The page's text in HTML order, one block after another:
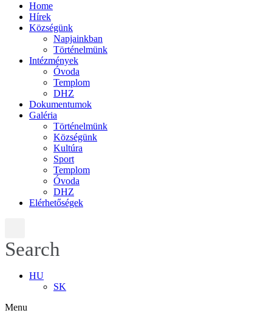
Home
Hírek
Községünk
Napjainkban
Történelmünk
Intézmények
Óvoda
Templom
DHZ
Dokumentumok
Galéria
Történelmünk
Községünk
Kultúra
Sport
Templom
Óvoda
DHZ
Elérhetőségek
Search
HU
SK
Menu